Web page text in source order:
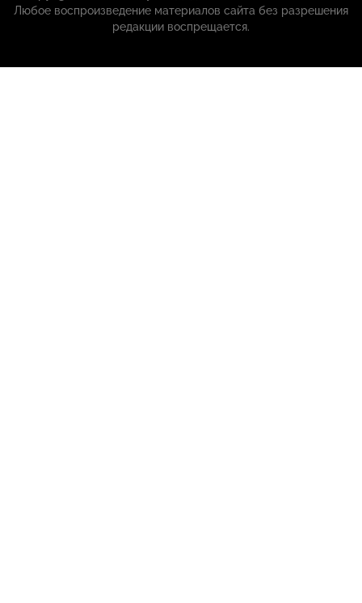
Любое воспроизведение материалов сайта без разрешения
редакции воспрещается.